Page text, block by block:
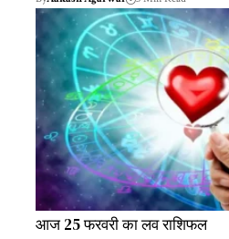
आज 25 फरवरी का लव राशिफल